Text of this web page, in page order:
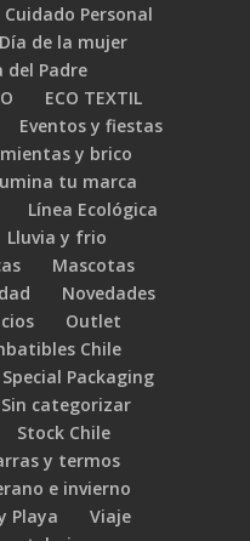
Cuidado Personal
Día de la mujer
del Padre
ECO TEXTIL
Eventos y fiestas
y brico
tu marca
Línea Ecológica
Lluvia y frio
Mascotas
Novedades
Outlet
Chile
Packaging
Sin categorizar
Stock Chile
y termos
e invierno
Playa
Viaje